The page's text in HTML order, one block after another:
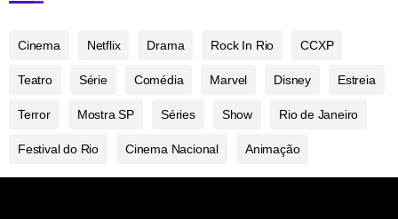
Cinema Netflix Drama Rock In Rio CCXP
Teatro Série Comédia Marvel Disney Estreia
Terror Mostra SP Séries Show Rio de Janeiro
Festival do Rio Cinema Nacional Animação